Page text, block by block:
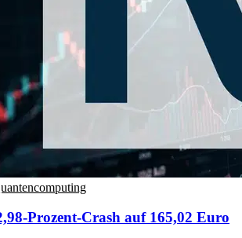
Prozent-Crash auf 165,02 Euro